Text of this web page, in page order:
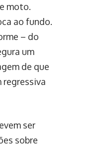
moto.
ao fundo.
– do
um
de que
regressiva
ser
sobre